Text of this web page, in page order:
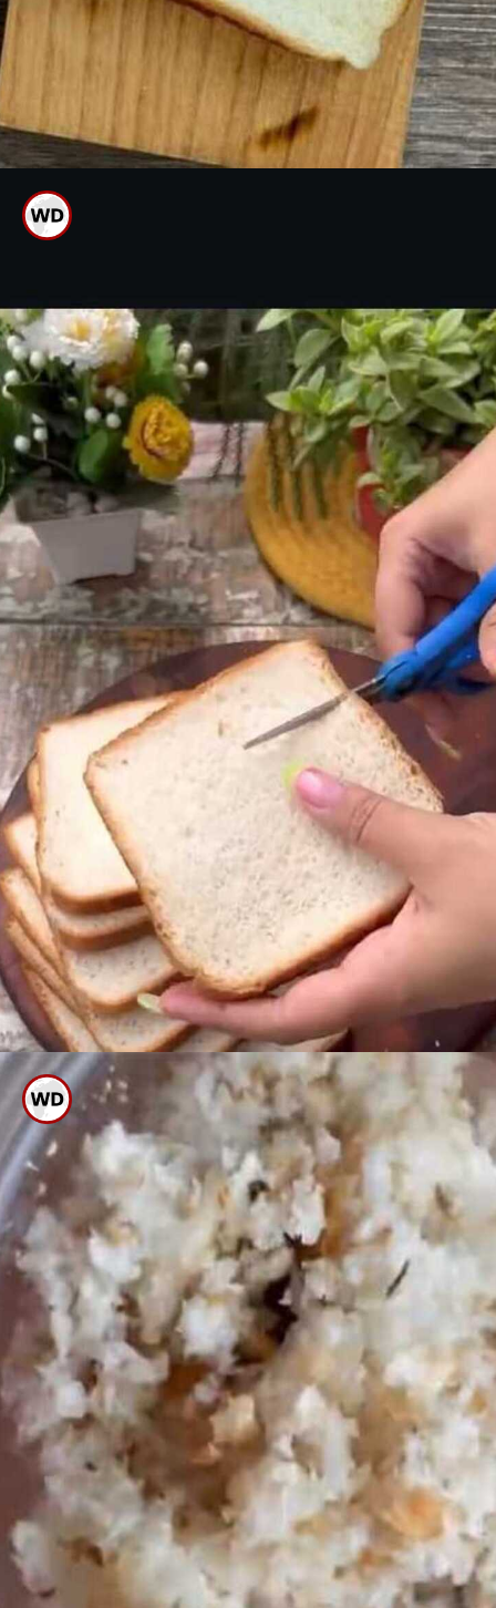
ಕಡಲೆ ಹಿಟ್ಟಿನ ಬದಲು ಬ್ರೆಡ್ ಬಳಸಿ ಬಜ್ಜಿ
ಬ್ರೆಡ್ ನ ನಾಲ್ಕೂ ಅಂಚುಗಳನ್ನು
ಮೊದಲು ಕಟ್ ಮಾಡಿಕೊಳ್ಳಿ